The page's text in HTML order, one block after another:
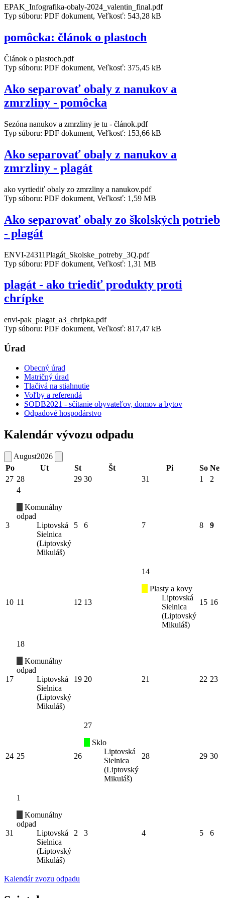
EPAK_Infografika-obaly-2024_valentin_final.pdf
Typ súboru: PDF dokument, Veľkosť: 543,28 kB
pomôcka: článok o plastoch
Článok o plastoch.pdf
Typ súboru: PDF dokument, Veľkosť: 375,45 kB
Ako separovať obaly z nanukov a
zmrzliny - pomôcka
Sezóna nanukov a zmrzliny je tu - článok.pdf
Typ súboru: PDF dokument, Veľkosť: 153,66 kB
Ako separovať obaly z nanukov a
zmrzliny - plagát
ako vyrtiediť obaly zo zmrzliny a nanukov.pdf
Typ súboru: PDF dokument, Veľkosť: 1,59 MB
Ako separovať obaly zo školských potrieb
- plagát
ENVI-24311Plagát_Skolske_potreby_3Q.pdf
Typ súboru: PDF dokument, Veľkosť: 1,31 MB
plagát - ako triediť produkty proti
chrípke
envi-pak_plagat_a3_chripka.pdf
Typ súboru: PDF dokument, Veľkosť: 817,47 kB
Úrad
Obecný úrad
Matričný úrad
Tlačivá na stiahnutie
Voľby a referendá
SODB2021 - sčítanie obyvateľov, domov a bytov
Odpadové hospodárstvo
Kalendár vývozu odpadu
August2026
Po
Ut St Št Pi So Ne
27 28 29 30 31 1 2
3
4
Komunálny
odpad
Liptovská
Sielnica
(Liptovský
Mikuláš)
5 6 7 8 9
10 11 12 13
14
Plasty a kovy
Liptovská
Sielnica
(Liptovský
Mikuláš)
15 16
17
18
Komunálny
odpad
Liptovská
Sielnica
(Liptovský
Mikuláš)
19 20 21 22 23
24 25 26
27
Sklo
Liptovská
Sielnica
(Liptovský
Mikuláš)
28 29 30
31
1
Komunálny
odpad
Liptovská
Sielnica
(Liptovský
Mikuláš)
2 3 4 5 6
Kalendár zvozu odpadu